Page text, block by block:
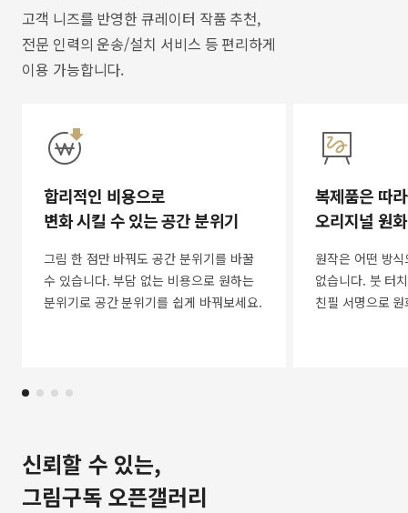
고객 니즈를 반영한 큐레이터 작품 추천,
전문 인력의 운송/설치 서비스 등 편리하게
이용 가능합니다.
합리적인 비용으로
변화 시킬 수 있는 공간 분위기
그림 한 점만 바꿔도 공간 분위기를 바꿀
수 있습니다. 부담 없는 비용으로 원하는
분위기로 공간 분위기를 쉽게 바꿔보세요.
복제품은 따
오리지널 원
원작은 어떤 방
없습니다. 붓 터
친필 서명으로
신뢰할 수 있는,
그림구독 오픈갤러리